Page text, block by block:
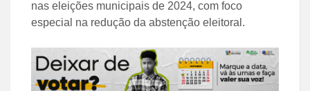
nas eleições municipais de 2024, com foco
especial na redução da abstenção eleitoral.